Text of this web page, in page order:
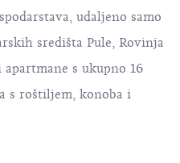
udaljeno samo
središta Pule, Rovinja
s ukupno 16
s roštiljem, konoba i